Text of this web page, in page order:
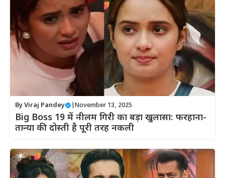
ByViraj Pandey November 13, 2025
Big Boss 19 में नीलम गिरी का बड़ा खुलासा: फरहाना-
तान्या की दोस्ती है पूरी तरह नकली